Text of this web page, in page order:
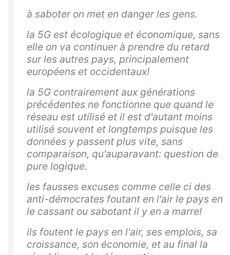
à saboter on met en danger les gens.
la 5G est écologique et économique, sans
elle on va continuer à prendre du retard
sur les autres pays, principalement
européens et occidentaux!
la 5G contrairement aux générations
précédentes ne fonctionne que quand le
réseau est utilisé et il est d'autant moins
utilisé souvent et longtemps puisque les
données y passent plus vite, sans
comparaison, qu'auparavant: question de
pure logique.
les fausses excuses comme celle ci des
anti-démocrates foutant en l'air le pays en
le cassant ou sabotant il y en a marre!
ils foutent le pays en l'air, ses emplois, sa
croissance, son économie, et au final la